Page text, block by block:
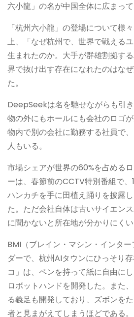
六小龍」の名が中国全体に広まって
「杭州六小龍」の登場について様
上、「なぜ杭州で、世界で戦える
生まれたのか。大手が群雄割拠す
界で抜け出す存在になれたのはな
た。
DeepSeekは名を馳せながらも引
物の外にもホールにも会社のロゴ
物内で別の会社に勤務する社員で
人もいる。
市場シェアが世界の60%を占める
ーは、春節前のCCTV特別番組で
ハンカチを手に田植え踊りを披露
た。ただ会社自体は古いサイエン
に聞かないと所在地が分かりにくい
BMI（ブレイン・マシン・インタ
ダーで、杭州AIタウンにひっそり
コ」は、ペンを持って紙に自由に
ロボットハンドを開発した。また
る義足も開発しており、ズボンを
者と見まがえてしまうほどである。